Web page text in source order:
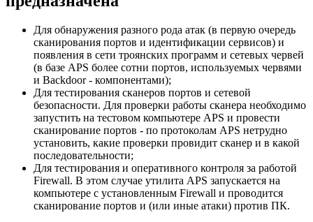
Для обнаружения разного рода атак (в первую очередь
сканирования портов и идентификации сервисов) и
появления в сети троянских программ и сетевых червей
(в базе APS более сотни портов, используемых червями
и Backdoor - компонентами);
Для тестирования сканеров портов и сетевой
безопасности. Для проверки работы сканера необходимо
запустить на тестовом компьютере APS и провести
сканирование портов - по протоколам APS нетрудно
установить, какие проверки провидит сканер и в какой
последовательности;
Для тестирования и оперативного контроля за работой
Firewall. В этом случае утилита APS запускается на
компьютере с установленным Firewall и проводится
сканирование портов и (или иные атаки) против ПК.